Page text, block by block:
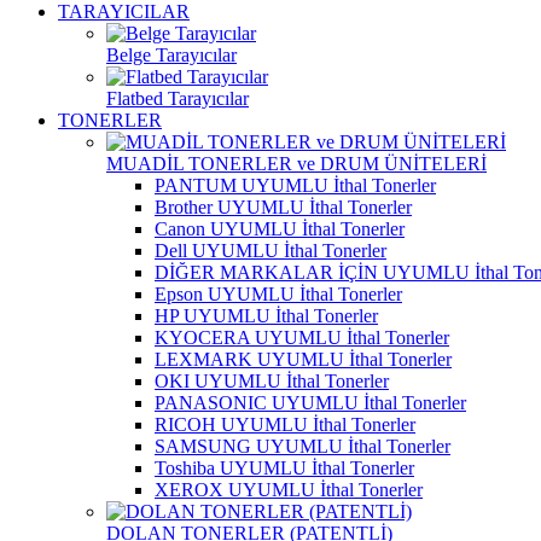
TARAYICILAR
Belge Tarayıcılar
Flatbed Tarayıcılar
TONERLER
MUADİL TONERLER ve DRUM ÜNİTELERİ
PANTUM UYUMLU İthal Tonerler
Brother UYUMLU İthal Tonerler
Canon UYUMLU İthal Tonerler
Dell UYUMLU İthal Tonerler
DİĞER MARKALAR İÇİN UYUMLU İthal
Epson UYUMLU İthal Tonerler
HP UYUMLU İthal Tonerler
KYOCERA UYUMLU İthal Tonerler
LEXMARK UYUMLU İthal Tonerler
OKI UYUMLU İthal Tonerler
PANASONIC UYUMLU İthal Tonerler
RICOH UYUMLU İthal Tonerler
SAMSUNG UYUMLU İthal Tonerler
Toshiba UYUMLU İthal Tonerler
XEROX UYUMLU İthal Tonerler
DOLAN TONERLER (PATENTLİ)